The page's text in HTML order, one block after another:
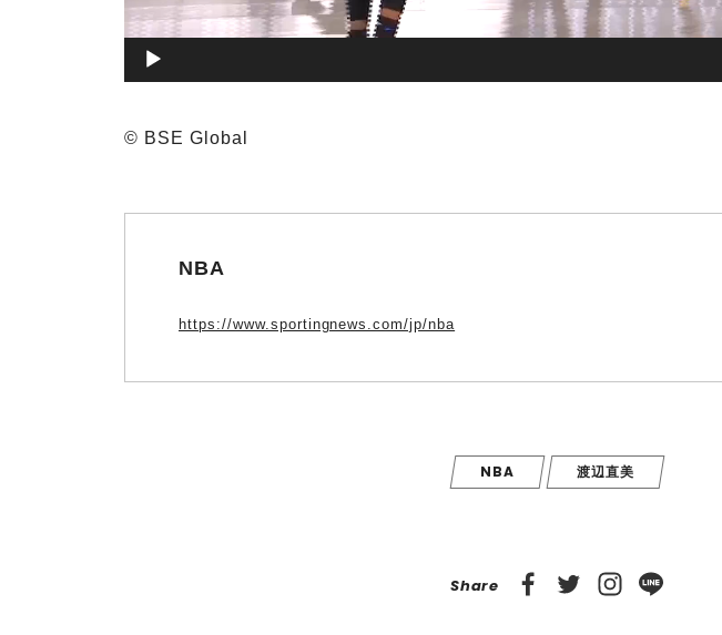
© BSE Global
NBA
https://www.sportingnews.com/jp/nba
NBA 渡辺直美
Share